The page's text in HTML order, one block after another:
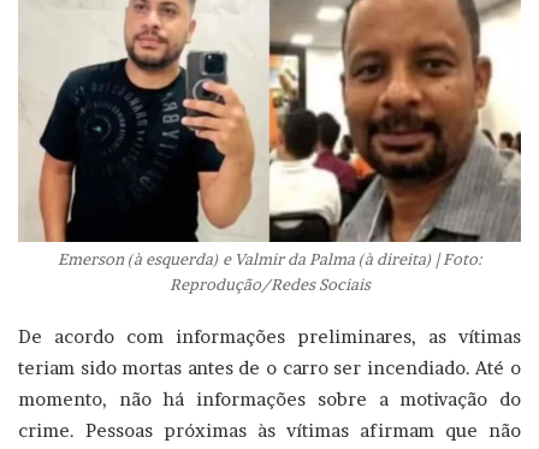
Emerson (à esquerda) e Valmir da Palma (à direita) | Foto:
Reprodução/Redes Sociais
De acordo com informações preliminares, as vítimas
teriam sido mortas antes de o carro ser incendiado. Até o
momento, não há informações sobre a motivação do
crime. Pessoas próximas às vítimas afirmam que não